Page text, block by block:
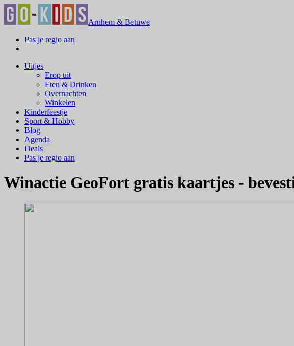
Arnhem & Betuwe
Pas je regio aan
Uitjes
Erop uit
Eten & Drinken
Overnachten
Winkelen
Kinderfeestje
Sport & Hobby
Blog
Agenda
Deals
Pas je regio aan
Winactie GeoFort gratis kaartjes -